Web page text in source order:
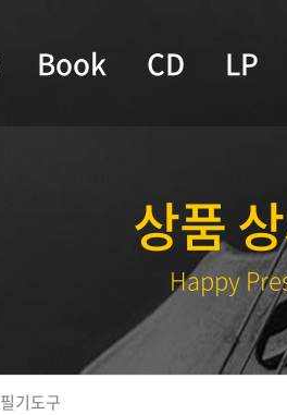
Book CD LP
상품
Happy
필기도구